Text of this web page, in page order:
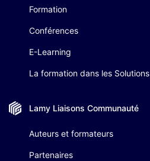
Formation
Conférences
E-Learning
La formation dans les Solutions
Lamy Liaisons Communauté
Auteurs et formateurs
Partenaires